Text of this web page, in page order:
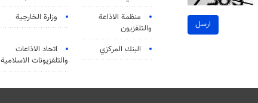
ارسل
منظمة الاذاعة
والتلفزیون
وزارة الخارجية
البنك المركزي
اتحاد الاذاعات
والتلفزيونات الاسلامية